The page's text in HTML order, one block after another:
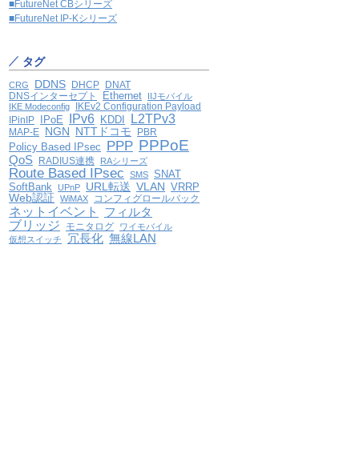
■FutureNet CBシリーズ
■FutureNet IP-Kシリーズ
タグ
CRG DDNS DHCP DNAT
DNSインターセプト Ethernet
IIJモバイル
IKE Modeconfig
IKEv2 Configuration Payload
IPinIP
IPoE IPv6 KDDI L2TPv3
MAP-E NGN NTTドコモ PBR
Policy Based IPsec PPP PPPoE
QoS RADIUS連携 RAシリーズ
Route Based IPsec SMS SNAT
SoftBank UPnP URL転送 VLAN VRRP
Web認証
WiMAX コンフィグロールバック
ネットイベント
フィルタ
ブリッジ
モニタログ
ワイモバイル
仮想スイッチ
冗長化 無線LAN